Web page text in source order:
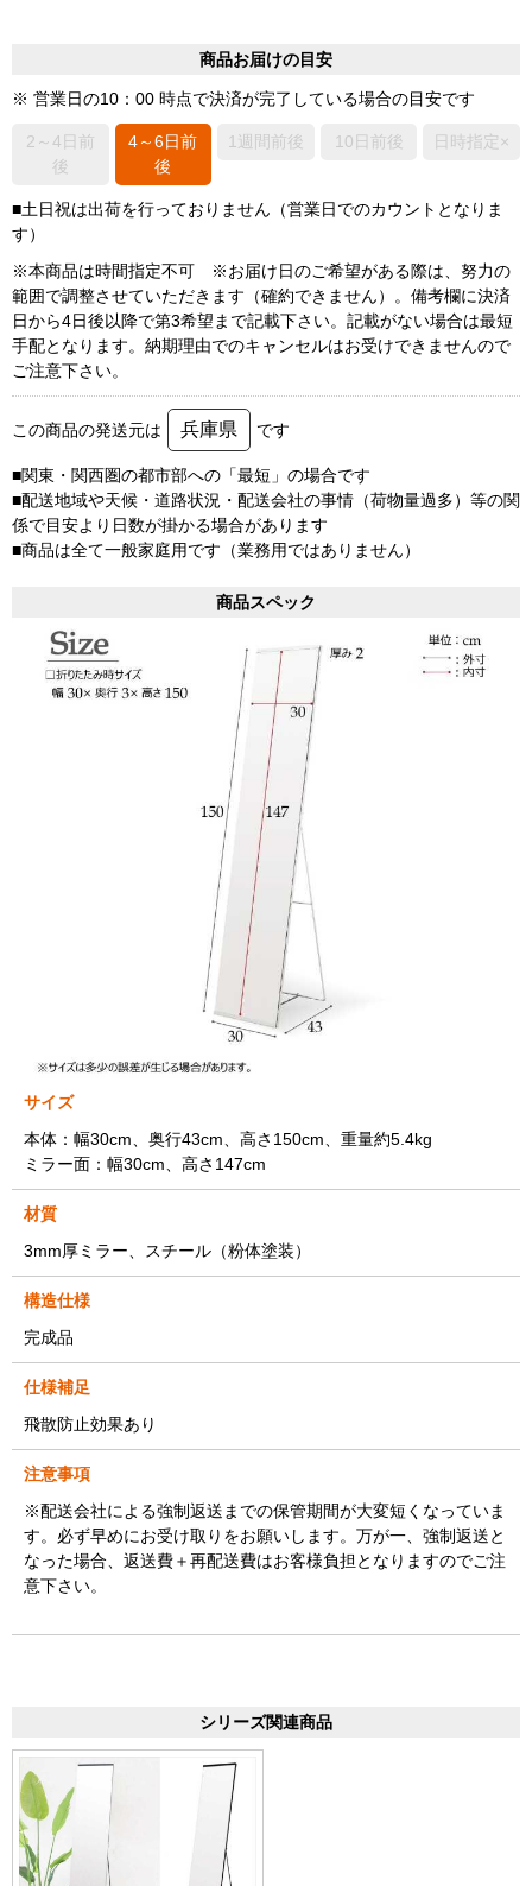
商品お届けの目安
※ 営業日の10：00 時点で決済が完了している場合の目安です
2～4日前
後
4～6日前
後
1週間前後 10日前後 日時指定×
■土日祝は出荷を行っておりません（営業日でのカウントとなりま
す）
※本商品は時間指定不可 ※お届け日のご希望がある際は、努力の
範囲で調整させていただきます（確約できません）。備考欄に決済
日から4日後以降で第3希望まで記載下さい。記載がない場合は最短
手配となります。納期理由でのキャンセルはお受けできませんので
ご注意下さい。
この商品の発送元は 兵庫県 です
■関東・関西圏の都市部への「最短」の場合です
■配送地域や天候・道路状況・配送会社の事情（荷物量過多）等の関
係で目安より日数が掛かる場合があります
■商品は全て一般家庭用です（業務用ではありません）
商品スペック
サイズ
本体：幅30cm、奥行43cm、高さ150cm、重量約5.4kg
ミラー面：幅30cm、高さ147cm
材質
3mm厚ミラー、スチール（粉体塗装）
構造仕様
完成品
仕様補足
飛散防止効果あり
注意事項
※配送会社による強制返送までの保管期間が大変短くなっていま
す。必ず早めにお受け取りをお願いします。万が一、強制返送と
なった場合、返送費＋再配送費はお客様負担となりますのでご注
意下さい。
シリーズ関連商品